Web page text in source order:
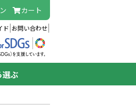
カート
ド お問い合わせ
ぶ